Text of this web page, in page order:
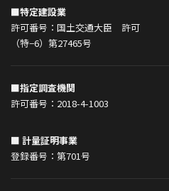
■特定建設業
許可番号：国土交通大臣 許可
（特−6）第27465号
■指定調査機関
許可番号：2018-4-1003
■ 計量証明事業
登録番号：第701号